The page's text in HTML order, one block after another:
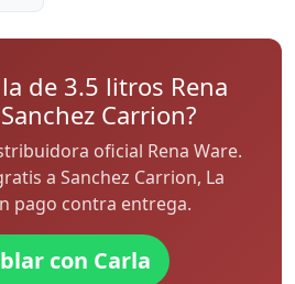
de 3.5 litros Rena
Carrion?
oficial Rena Ware.
a Sanchez Carrion, La
pago contra entrega.
con Carla